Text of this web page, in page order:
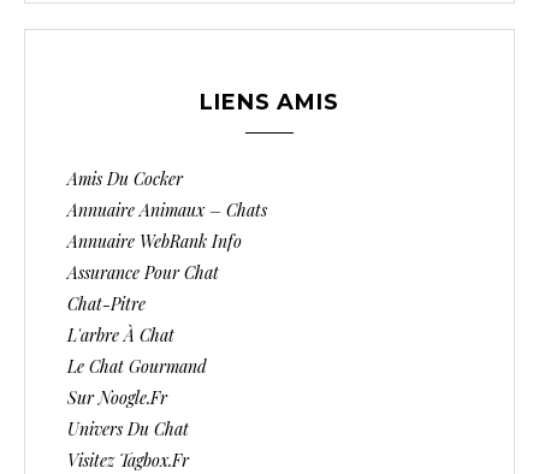
LIENS AMIS
Amis Du Cocker
Annuaire Animaux – Chats
Annuaire WebRank Info
Assurance Pour Chat
Chat-Pitre
L'arbre À Chat
Le Chat Gourmand
Sur Noogle.fr
Univers Du Chat
Visitez Tagbox.fr